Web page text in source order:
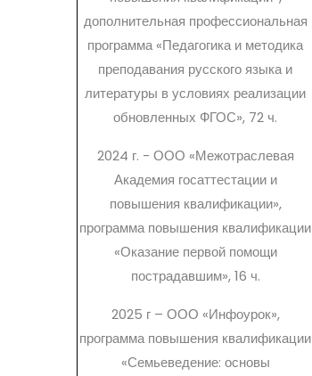
дополнительная профессиональная
программа «Педагогика и методика
преподавания русского языка и
литературы в условиях реализации
обновленных ФГОС», 72 ч.
2024 г. - ООО «Межотраслевая
Академия госаттестации и
повышения квалификации»,
программа повышения квалификации
«Оказание первой помощи
пострадавшим», 16 ч.
2025 г – ООО «Инфоурок»,
программа повышения квалификации
«Семьеведение: основы